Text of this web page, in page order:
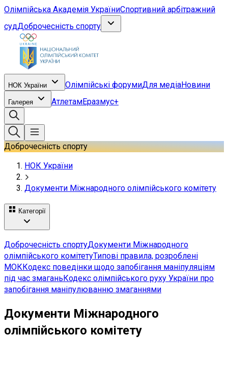
Олімпійська Академія УкраїниСпортивний арбітражний
судДоброчесність спорту
НОК України Олімпійські форумиДля медіаНовини
Галерея АтлетамЕразмус+
Доброчесність спорту
НОК України
Документи Міжнародного олімпійського комітету
Категорії
Доброчесність спортуДокументи Міжнародного
олімпійського комітетуТипові правила, розроблені
МОККодекс поведінки щодо запобігання маніпуляціям
під час змагань Кодекс олімпійського руху України про
запобігання маніпулюванню змаганнями
Документи Міжнародного
олімпійського комітету